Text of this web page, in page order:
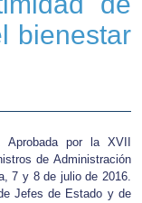
bienestar
Aprobada por la XVII
de Administración
7 y 8 de julio de 2016.
Jefes de Estado y de